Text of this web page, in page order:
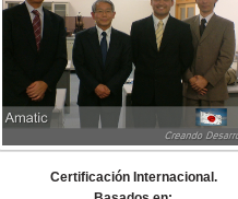
Certificación Internacional.